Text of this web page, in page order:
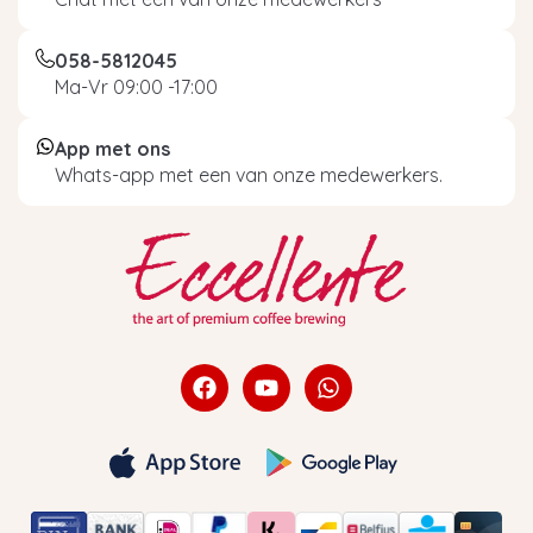
058-5812045
Ma-Vr 09:00 -17:00
App met ons
Whats-app met een van onze medewerkers.